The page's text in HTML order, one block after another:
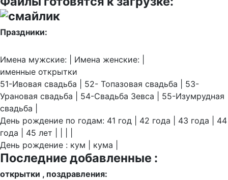
Праздники:
Имена мужские: | Имена женские: |
именные открытки
51-Ивовая свадьба | 52- Топазовая свадьба | 53-
Урановая свадьба | 54-Свадьба Зевса | 55-Изумрудная
свадьба |
День рождение по годам: 41 год | 42 года | 43 года | 44
года | 45 лет | | | |
День рождение : кум | кума |
Последние добавленные :
открытки , поздравления: